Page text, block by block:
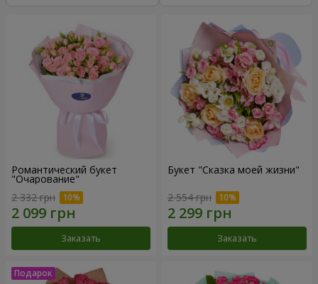
Романтический букет
"Очарование"
2 332 грн
Заказать
Букет "Сказка моей жизни"
2 554 грн
Заказать